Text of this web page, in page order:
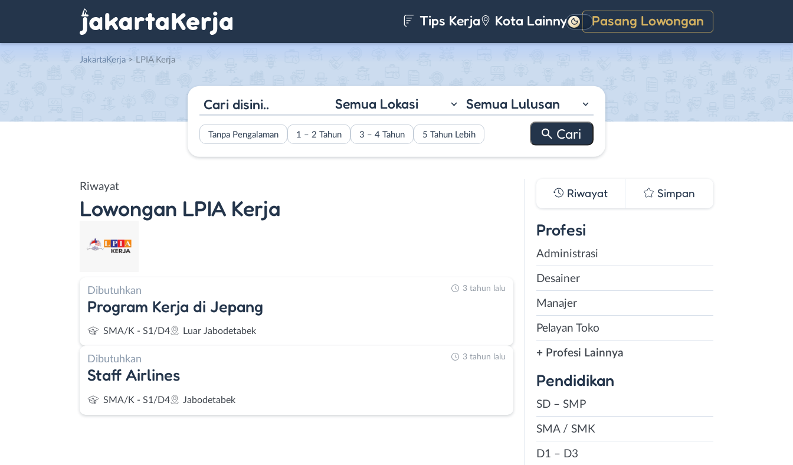
Tips Kerja Kota Lainnya Pasang Lowongan
Gelap
JakartaKerja > LPIA Kerja
Semua Lokasi Semua Lulusan
Tanpa Pengalaman 1 – 2 Tahun 3 – 4 Tahun 5 Tahun Lebih
Riwayat
Lowongan LPIA Kerja
Dibutuhkan
Program Kerja di Jepang
SMA/K - S1/D4 Luar Jabodetabek
3 tahun lalu
Dibutuhkan
Staff Airlines
SMA/K - S1/D4 Jabodetabek
3 tahun lalu
Riwayat Simpan
Profesi
Administrasi
Desainer
Manajer
Pelayan Toko
+ Profesi Lainnya
Pendidikan
SD – SMP
SMA / SMK
D1 – D3